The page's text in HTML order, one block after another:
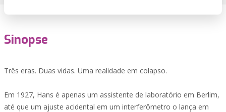
Sinopse
Três eras. Duas vidas. Uma realidade em colapso.
Em 1927, Hans é apenas um assistente de laboratório em Berlim,
até que um ajuste acidental em um interferômetro o lança em